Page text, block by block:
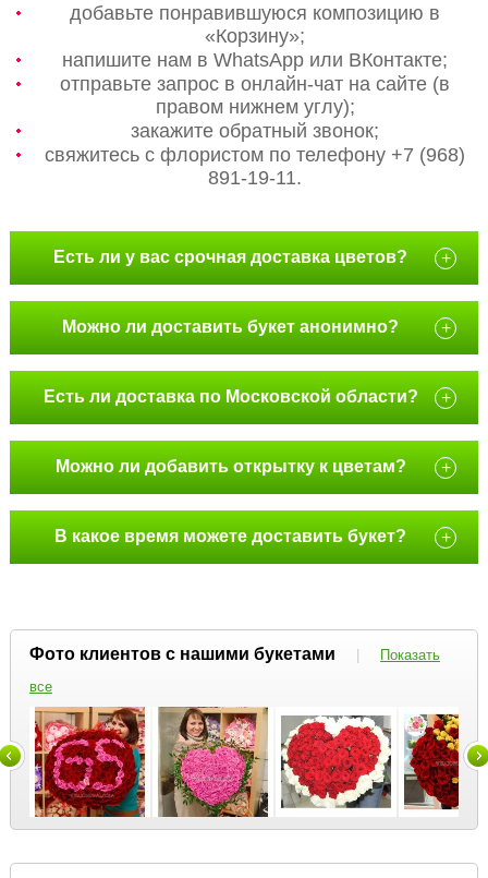
добавьте понравившуюся композицию в
«Корзину»;
напишите нам в WhatsApp или ВКонтакте;
отправьте запрос в онлайн-чат на сайте (в
правом нижнем углу);
закажите обратный звонок;
свяжитесь с флористом по телефону +7 (968)
891-19-11.
Есть ли у вас срочная доставка цветов? +
Можно ли доставить букет анонимно? +
Есть ли доставка по Московской области? +
Можно ли добавить открытку к цветам? +
В какое время можете доставить букет? +
Фото клиентов с нашими букетами |
Показать
все